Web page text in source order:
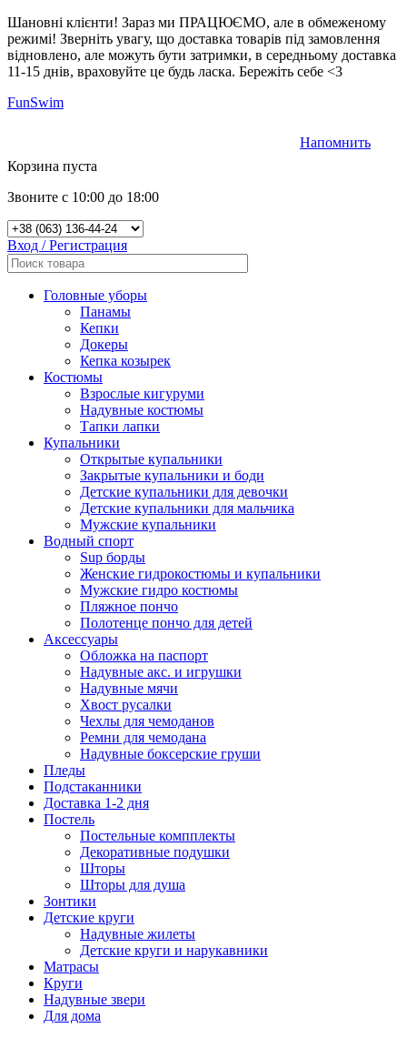
Шановні клієнти! Зараз ми ПРАЦЮЄМО, але в обмеженому
режимі! Зверніть увагу, що доставка товарів під замовлення
відновлено, але можуть бути затримки, в середньому доставка
11-15 днів, враховуйте це будь ласка. Бережіть себе <3
FunSwim
Корзина пуста
Звоните с 10:00 до 18:00
Вход / Регистрация
Головные уборы
Панамы
Кепки
Докеры
Кепка козырек
Костюмы
Взрослые кигуруми
Надувные костюмы
Тапки лапки
Купальники
Открытые купальники
Закрытые купальники и боди
Детские купальники для девочки
Детские купальники для мальчика
Мужские купальники
Водный спорт
Sup борды
Женские гидрокостюмы и купальники
Мужские гидро костюмы
Пляжное пончо
Полотенце пончо для детей
Аксессуары
Обложка на паспорт
Надувные акс. и игрушки
Надувные мячи
Хвост русалки
Чехлы для чемоданов
Ремни для чемодана
Надувные боксерские груши
Пледы
Подстаканники
Доставка 1-2 дня
Постель
Постельные компплекты
Декоративные подушки
Шторы
Шторы для душа
Зонтики
Детские круги
Надувные жилеты
Детские круги и нарукавники
Матрасы
Круги
Надувные звери
Для дома
Напомнить